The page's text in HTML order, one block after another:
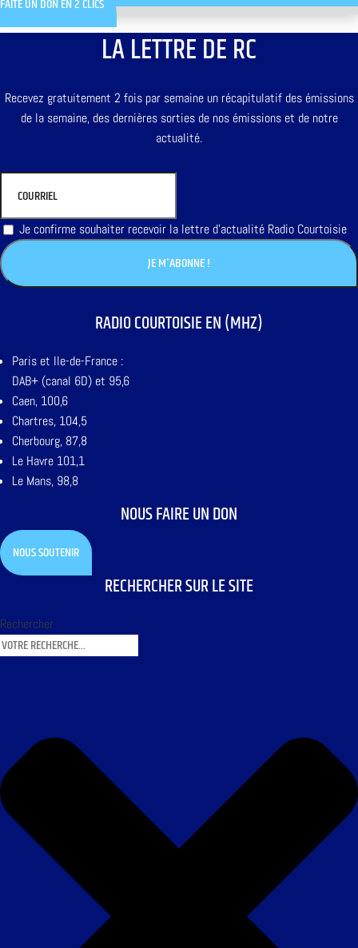
FAITE UN DON EN 2 CLICS
LA LETTRE DE RC
Recevez gratuitement 2 fois par semaine un récapitulatif des émissions
de la semaine, des dernières sorties de nos émissions et de notre
actualité.
Je confirme souhaiter recevoir la lettre d'actualité Radio Courtoisie
RADIO COURTOISIE EN (MHZ)
Paris et Ile-de-France :
DAB+ (canal 6D) et 95,6
Caen, 100,6
Chartres, 104,5
Cherbourg, 87,8
Le Havre 101,1
Le Mans, 98,8
NOUS FAIRE UN DON
NOUS SOUTENIR
RECHERCHER SUR LE SITE
Rechercher